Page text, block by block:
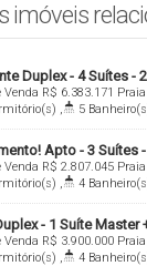
imóveis
Duplex - 4 Suítes -
R$ 6.383.171
Venda
Brasil
, 5
, 1 Sala(s) , 4
m²
Apto - 3 Suítes -
Itajaí/SC
R$ 2.807.045
Venda
Brasil
, 4
, 1 Sala(s) , 3
121 .00 m²
- 1 Suíte Master
- Itajaí/SC
R$ 3.900.000
Venda
Brasil
, 4